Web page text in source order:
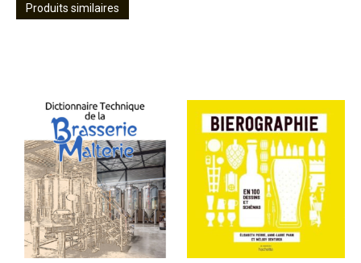
Produits similaires